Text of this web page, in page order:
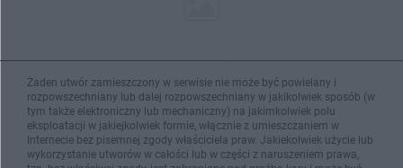
Żaden utwór zamieszczony w serwisie nie może być powielany i
rozpowszechniany lub dalej rozpowszechniany w jakikolwiek sposób (w
tym także elektroniczny lub mechaniczny) na jakimkolwiek polu
eksploatacji w jakiejkolwiek formie, włącznie z umieszczaniem w
Internecie bez pisemnej zgody właściciela praw. Jakiekolwiek użycie lub
wykorzystanie utworów w całości lub w części z naruszeniem prawa,